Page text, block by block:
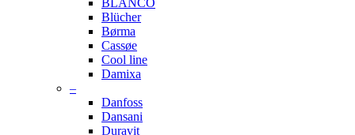
BLANCO
Blücher
Børma
Cassøe
Cool line
Damixa
–
Danfoss
Dansani
Duravit